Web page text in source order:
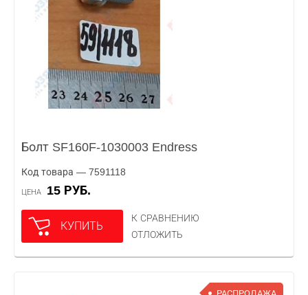
Болт SF160F-1030003 Endress
Код товара — 7591118
ЦЕНА 15 РУБ.
КУПИТЬ
К СРАВНЕНИЮ
ОТЛОЖИТЬ
РАСПРОДАЖА